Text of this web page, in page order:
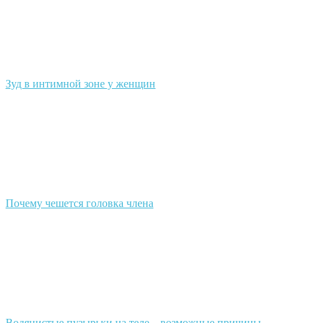
Зуд в интимной зоне у женщин
Почему чешется головка члена